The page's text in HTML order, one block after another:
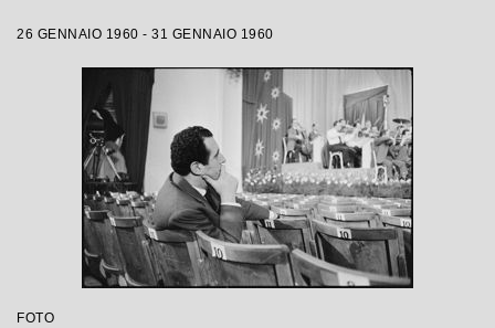
26 GENNAIO 1960 - 31 GENNAIO 1960
FOTO